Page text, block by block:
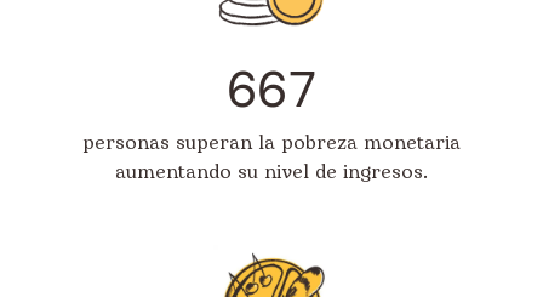
667
personas superan la pobreza monetaria
aumentando su nivel de ingresos.